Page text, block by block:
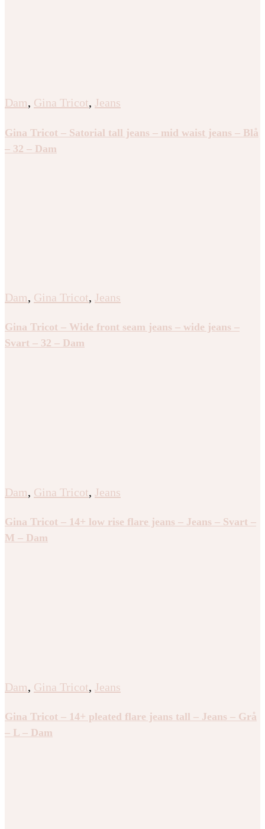
Dam, Gina Tricot, Jeans
Gina Tricot – Satorial tall jeans – mid waist jeans – Blå
– 32 – Dam
Dam, Gina Tricot, Jeans
Gina Tricot – Wide front seam jeans – wide jeans –
Svart – 32 – Dam
Dam, Gina Tricot, Jeans
Gina Tricot – 14+ low rise flare jeans – Jeans – Svart –
M – Dam
Dam, Gina Tricot, Jeans
Gina Tricot – 14+ pleated flare jeans tall – Jeans – Grå
– L – Dam